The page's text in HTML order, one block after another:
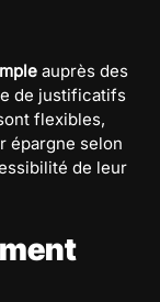
auprès des
de justificatifs
flexibles,
épargne selon
de leur